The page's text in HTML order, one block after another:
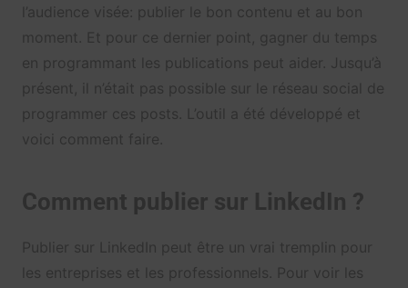
l’audience visée: publier le bon contenu et au bon
moment. Et pour ce dernier point, gagner du temps
en programmant les publications peut aider. Jusqu’à
présent, il n’était pas possible sur le réseau social de
programmer ces posts. L’outil a été développé et
voici comment faire.
Comment publier sur LinkedIn ?
Publier sur LinkedIn peut être un vrai tremplin pour
les entreprises et les professionnels. Pour voir les